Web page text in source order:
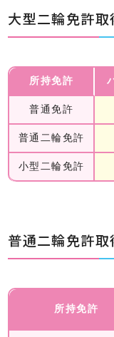
大型二輪免許取
所持免許
普通免許
普通二輪免許
小型二輪免許
普通二輪免許取
所持免許